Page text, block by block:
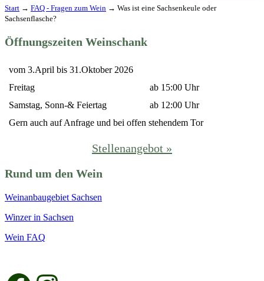
Start → FAQ - Fragen zum Wein → Was ist eine Sachsenkeule oder
Sachsenflasche?
Öffnungszeiten Weinschank
vom 3.April bis 31.Oktober 2026
Freitag
ab 15:00 Uhr
Samstag, Sonn-& Feiertag
ab 12:00 Uhr
Gern auch auf Anfrage und bei offen stehendem Tor
Stellenangebot »
Rund um den Wein
Weinanbaugebiet Sachsen
Winzer in Sachsen
Wein FAQ